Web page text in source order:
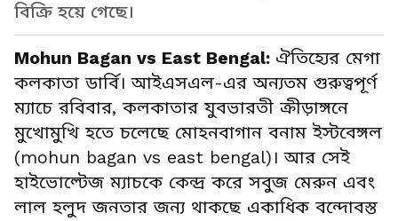
বিক্রি হয়ে গেছে।
Mohun Bagan vs East Bengal: ঐতিহ্যের মেগা
কলকাতা ডার্বি। আইএসএল-এর অন্যতম গুরুত্বপূর্ণ
ম্যাচে রবিবার, কলকাতার যুবভারতী ক্রীড়াঙ্গনে
মুখোমুখি হতে চলেছে মোহনবাগান বনাম ইস্টবেঙ্গল
(mohun bagan vs east bengal)। আর সেই
হাইভোল্টেজ ম্যাচকে কেন্দ্র করে সবুজ মেরুন এবং
লাল হলুদ জনতার জন্য থাকছে একাধিক বন্দোবস্ত